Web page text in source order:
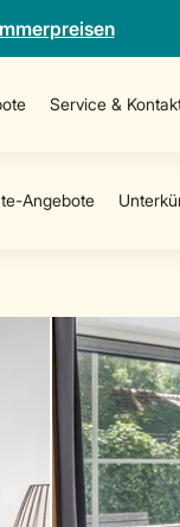
Service &